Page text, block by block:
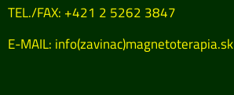
TEL./FAX: +421 2 5262 3847
E-MAIL: info(zavinac)magnetoterapia.sk